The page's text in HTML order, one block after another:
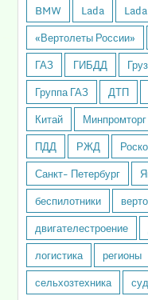
BMW Lada
«Вертолеты России»
ГАЗ
ГИБДД
Группа ГАЗ
ДТП
Китай
Минпромторг
ПДД
РЖД
Санкт- Петербург
беспилотники
двигателестроение
логистика
регионы
сельхозтехника